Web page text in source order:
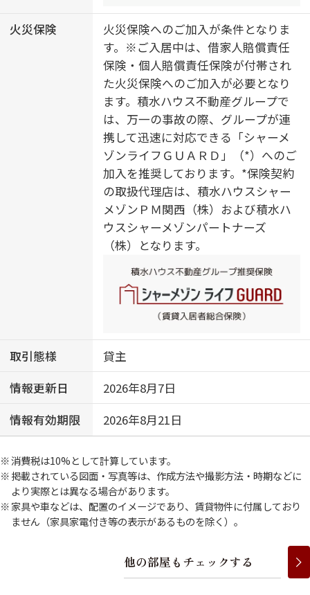
ス１４１８／２４Ｈ換気システム／
浴室乾燥機（暖房乾燥）／洗面化粧
台／洗面所独立／洗濯機置場（室
内）／物干し／室内物干し／トイレ
（暖房洗浄便座）／エアコン １台
／クーラースリーブ有／Low-E複層
ガラス／断熱複層ガラス／防犯ガラ
ス（合せガラス）／ＡＰ用フローリ
ング／網戸／雨戸（シャッタータイ
プ）／テラス／ウォークインクロー
ゼット／床下収納庫／照明器具／化
粧幕板ディスプレイタイプ／全身ミ
ラー／アクセントクロス／ワークス
ペース／自動火災警報器／スマート
ロック／断熱等性能等級６／都市ガ
火災保険
火災保険へのご加入が条件となりま
す。※ご入居中は、借家人賠償責任
保険・個人賠償責任保険が付帯され
た火災保険へのご加入が必要となり
ます。積水ハウス不動産グループで
は、万一の事故の際、グループが連
携して迅速に対応できる「シャーメ
ゾンライフＧＵＡＲＤ」（*）へのご
加入を推奨しております。*保険契約
の取扱代理店は、積水ハウスシャー
メゾンＰＭ関西（株）および積水ハ
ウスシャーメゾンパートナーズ
（株）となります。
取引態様
貸主
情報更新日
2026年8月7日
情報有効期限
2026年8月21日
消費税は10%として計算しています。
掲載されている図面・写真等は、作成方法や撮影方法・時期などに
より実際とは異なる場合があります。
家具や車などは、配置のイメージであり、賃貸物件に付属しており
ません（家具家電付き等の表示があるものを除く）。
他の部屋 も チェ ッ クする